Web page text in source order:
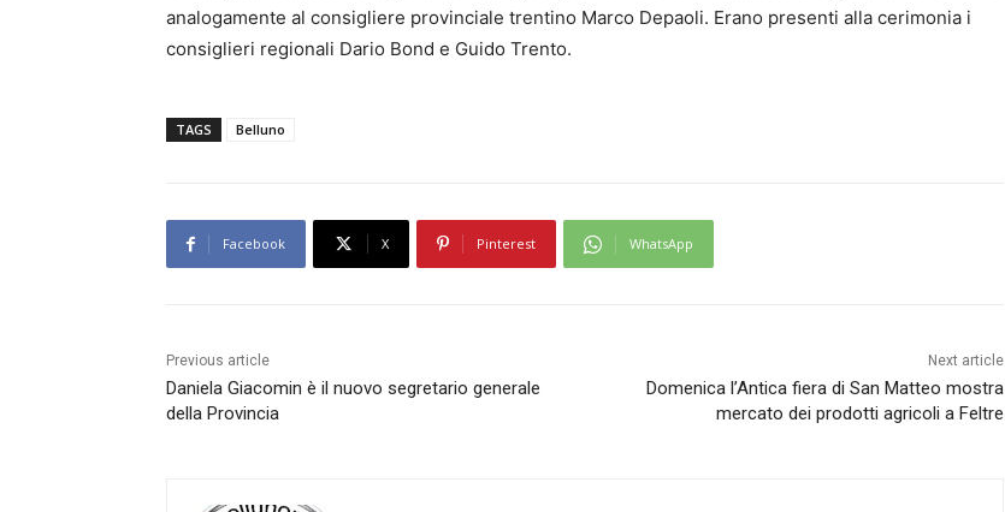
analogamente al consigliere provinciale trentino Marco Depaoli. Erano presenti alla cerimonia i
consiglieri regionali Dario Bond e Guido Trento.
TAGS Belluno
Facebook X Pinterest WhatsApp
Previous article
Daniela Giacomin è il nuovo segretario generale
della Provincia
Next article
Domenica l’Antica fiera di San Matteo mostra
mercato dei prodotti agricoli a Feltre